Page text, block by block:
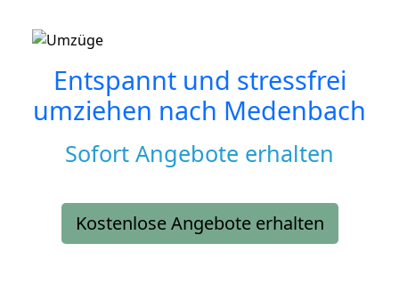
Entspannt und stressfrei
umziehen nach Medenbach
Sofort Angebote erhalten
Kostenlose Angebote erhalten